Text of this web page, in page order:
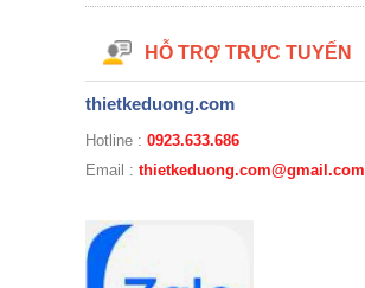
HỖ TRỢ TRỰC TUYẾN
thietkeduong.com
Hotline : 0923.633.686
Email : thietkeduong.com@gmail.com